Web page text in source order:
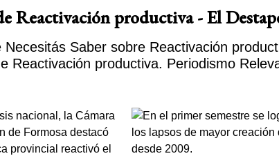
Reactivación productiva - El
Necesitás Saber sobre Reactivación
Reactivación productiva. Periodismo